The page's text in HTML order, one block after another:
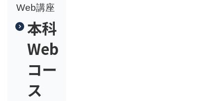
Web講座
本科
Web
コー
ス